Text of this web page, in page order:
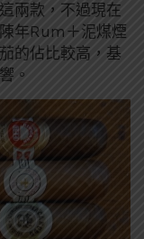
兩款，不過現在
年Rum＋泥煤煙
的佔比較高，基
。